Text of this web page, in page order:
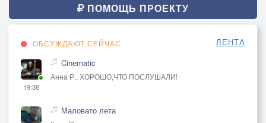
ПОМОЩЬ ПРОЕКТУ
ОБСУЖДАЮТ СЕЙЧАС ЛЕНТА
19:38
Cinematic
Анна Р., ХОРОШО,ЧТО ПОСЛУШАЛИ!
Маловато лета